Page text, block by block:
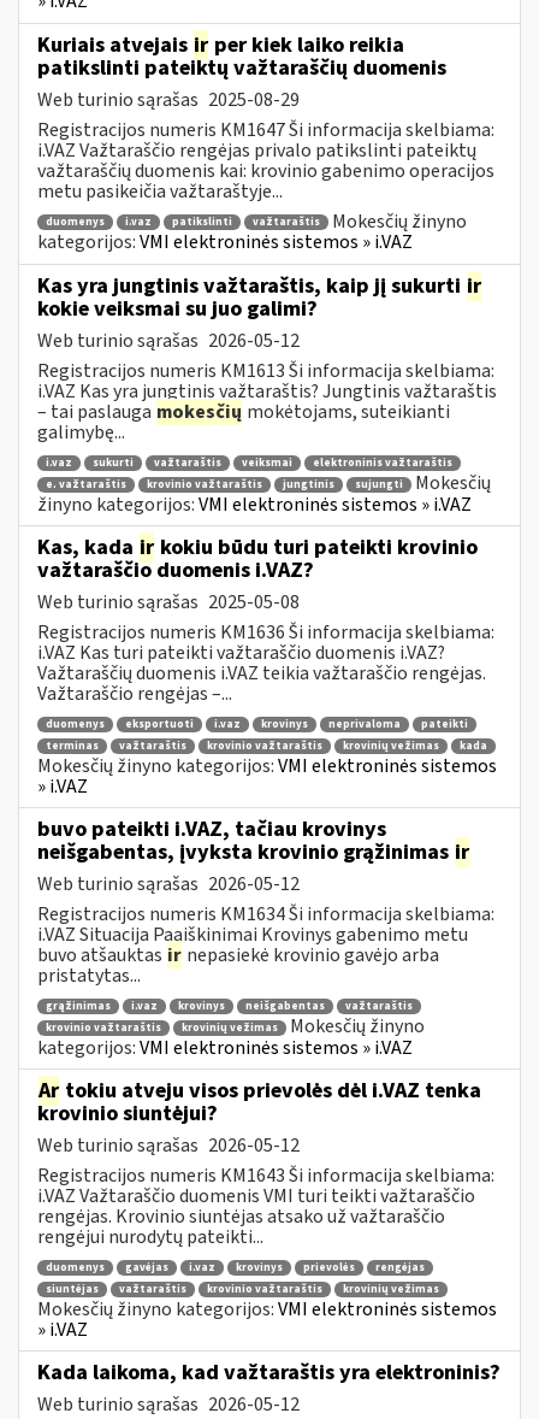
Kuriais atvejais ir per kiek laiko reikia
patikslinti pateiktų važtaraščių duomenis
Web turinio sąrašas 2025-08-29
Registracijos numeris KM1647 Ši informacija skelbiama:
i.VAZ Važtaraščio rengėjas privalo patikslinti pateiktų
važtaraščių duomenis kai: krovinio gabenimo operacijos
metu pasikeičia važtaraštyje...
duomenys i.vaz patikslinti važtaraštis
Mokesčių žinyno
kategorijos:VMI elektroninės sistemos » i.VAZ
Kas yra jungtinis važtaraštis, kaip jį sukurti ir
kokie veiksmai su juo galimi?
Web turinio sąrašas 2026-05-12
Registracijos numeris KM1613 Ši informacija skelbiama:
i.VAZ Kas yra jungtinis važtaraštis? Jungtinis važtaraštis
– tai paslauga mokesčių mokėtojams, suteikianti
galimybę...
i.vaz sukurti važtaraštis veiksmai
elektroninis važtaraštis
e. važtaraštis
krovinio važtaraštis jungtinis sujungti
Mokesčių
žinyno kategorijos:VMI elektroninės sistemos » i.VAZ
Kas, kada ir kokiu būdu turi pateikti krovinio
važtaraščio duomenis i.VAZ?
Web turinio sąrašas 2025-05-08
Registracijos numeris KM1636 Ši informacija skelbiama:
i.VAZ Kas turi pateikti važtaraščio duomenis i.VAZ?
Važtaraščių duomenis i.VAZ teikia važtaraščio rengėjas.
Važtaraščio rengėjas –...
duomenys eksportuoti i.vaz krovinys neprivaloma
pateikti
terminas
važtaraštis krovinio važtaraštis krovinių vežimas kada
Mokesčių žinyno kategorijos:VMI elektroninės sistemos
» i.VAZ
buvo pateikti i.VAZ, tačiau krovinys
neišgabentas, įvyksta krovinio grąžinimas ir
Web turinio sąrašas 2026-05-12
Registracijos numeris KM1634 Ši informacija skelbiama:
i.VAZ Situacija Paaiškinimai Krovinys gabenimo metu
buvo atšauktas ir nepasiekė krovinio gavėjo arba
pristatytas...
grąžinimas i.vaz krovinys neišgabentas
važtaraštis
krovinio važtaraštis
krovinių vežimas
Mokesčių žinyno
kategorijos:VMI elektroninės sistemos » i.VAZ
Ar tokiu atveju visos prievolės dėl i.VAZ tenka
krovinio siuntėjui?
Web turinio sąrašas 2026-05-12
Registracijos numeris KM1643 Ši informacija skelbiama:
i.VAZ Važtaraščio duomenis VMI turi teikti važtaraščio
rengėjas. Krovinio siuntėjas atsako už važtaraščio
rengėjui nurodytų pateikti...
duomenys gavėjas i.vaz krovinys prievolės
rengėjas
siuntėjas
važtaraštis krovinio važtaraštis krovinių vežimas
Mokesčių žinyno kategorijos:VMI elektroninės sistemos
» i.VAZ
Kada laikoma, kad važtaraštis yra elektroninis?
Web turinio sąrašas 2026-05-12